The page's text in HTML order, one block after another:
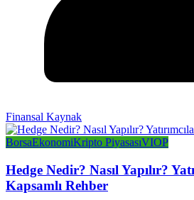
Finansal Kaynak
BorsaEkonomiKripto PiyasasıVIOP
Hedge Nedir? Nasıl Yapılır?
Kapsamlı Rehber